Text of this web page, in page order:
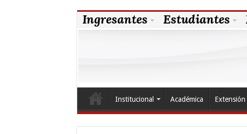
Ingresantes Estudiantes
Institucional Académica Extensión